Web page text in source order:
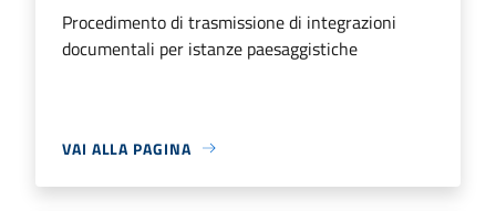
Procedimento di trasmissione di integrazioni
documentali per istanze paesaggistiche
VAI ALLA PAGINA